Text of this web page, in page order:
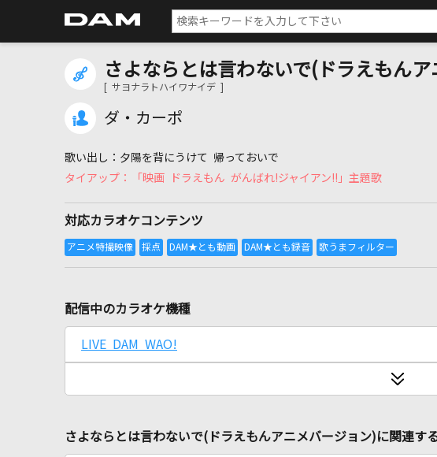
さよならとは言わないで(ドラえもん
[ サヨナラトハイワナイデ ]
ダ・カーポ
夕陽を背にうけて 帰っておいで
「映画 ドラえもん がんばれ!ジャイアン!!」主題歌
対応カラオケコンテンツ
配信中のカラオケ機種
LIVE DAM WAO!
さよならとは言わないで(ドラえもんアニメバージョン)に関連す